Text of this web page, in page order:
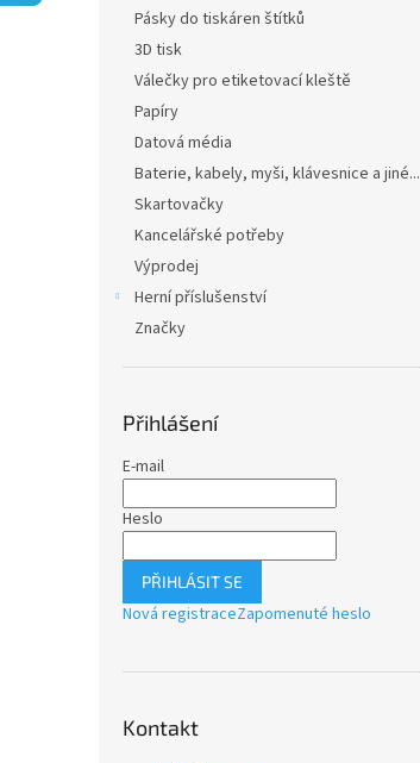
Pásky do tiskáren štítků
3D tisk
Válečky pro etiketovací kleště
Papíry
Datová média
Baterie, kabely, myši, klávesnice a jiné...
Skartovačky
Kancelářské potřeby
Výprodej
Herní příslušenství
Značky
Přihlášení
E-mail
Heslo
PŘIHLÁSIT SE
Nová registraceZapomenuté heslo
Kontakt